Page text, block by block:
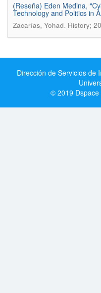
(Reseña) Eden Medina,
Technology and Politics in
Zacarías, Yohad. History;
Dirección de Servicios de
© 2019 Dspace